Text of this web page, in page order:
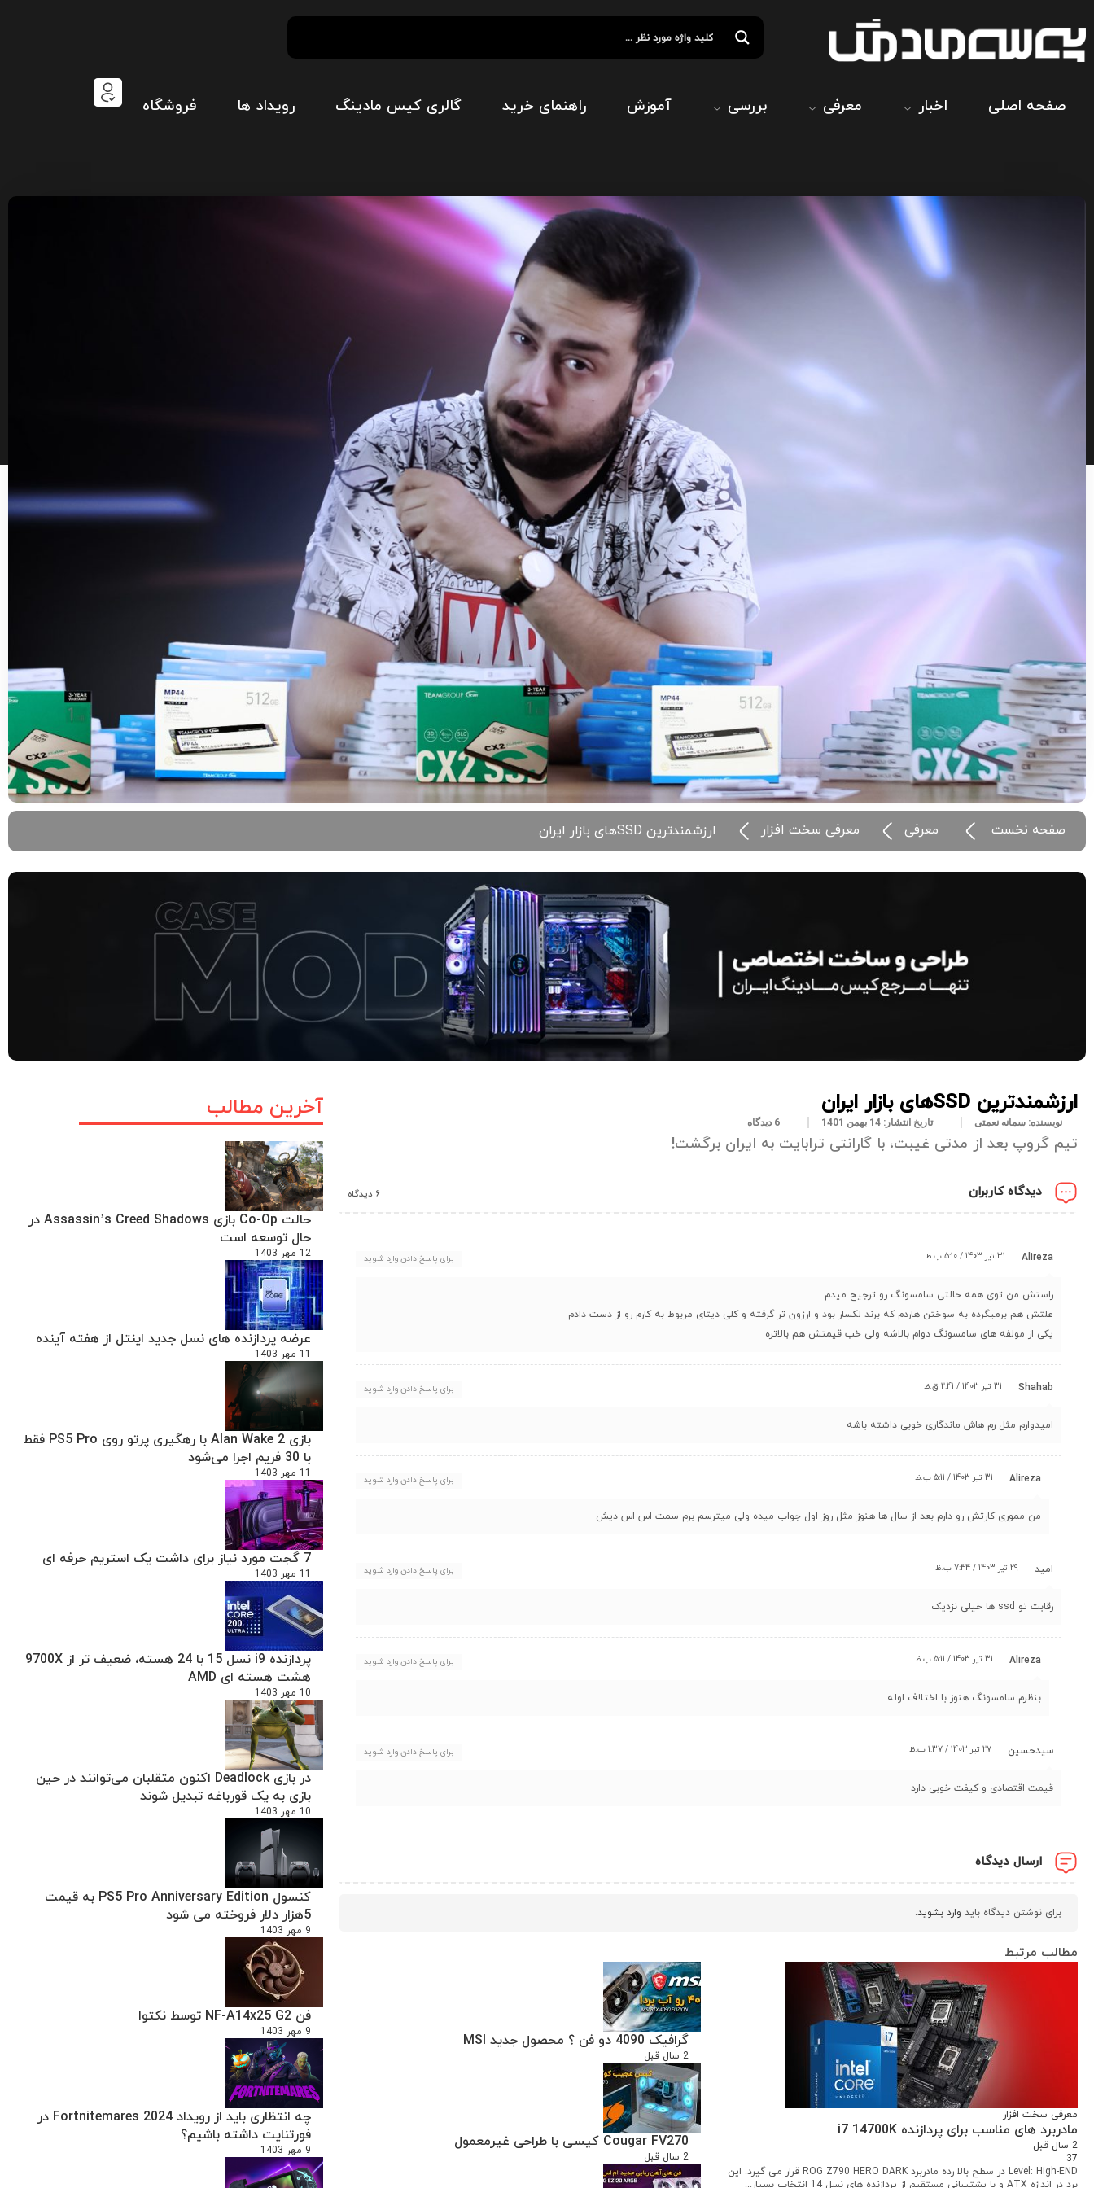
صفحه اصلی اخبار معرفی بررسی آموزش راهنمای خرید گالری کیس مادینگ رویداد ها فروشگاه
صفحه نخست معرفی معرفی سخت افزار ارزشمندترین SSDهای بازار ایران
آخرین مطالب
حالت Co-Op بازی Assassin’s Creed Shadows در
حال توسعه است
12 مهر 1403
عرضه پردازنده های نسل جدید اینتل از هفته آینده
11 مهر 1403
بازی Alan Wake 2 با رهگیری پرتو روی PS5 Pro فقط
با 30 فریم اجرا می‌شود
11 مهر 1403
7 گجت مورد نیاز برای داشت یک استریم حرفه ای
11 مهر 1403
پردازنده i9 نسل 15 با 24 هسته، ضعیف تر از 9700X
هشت هسته ای AMD
10 مهر 1403
در بازی Deadlock اکنون متقلبان می‌توانند در حین
بازی به یک قورباغه تبدیل شوند
10 مهر 1403
کنسول PS5 Pro Anniversary Edition به قیمت
5هزار دلار فروخته می شود
9 مهر 1403
فن NF-A14x25 G2 توسط نکتوا
9 مهر 1403
چه انتظاری باید از رویداد Fortnitemares 2024 در
فورتنایت داشته باشیم؟
9 مهر 1403
ارزشمندترین SSDهای بازار ایران
نویسنده:سمانه نعمتی تاریخ انتشار: 14 بهمن 1401 6 دیدگاه
تیم گروپ بعد از مدتی غیبت، با گارانتی ترابایت به ایران برگشت!
دیدگاه کاربران 6 دیدگاه
Alireza 31 تیر 1403 / 5:10 ب.ظ برای پاسخ دادن وارد شوید
راستش من توی همه حالتی سامسونگ رو ترجیح میدم
علتش هم برمیگرده به سوختن هاردم که برند لکسار بود و ارزون تر گرفته و کلی دیتای مربوط به کارم رو از دست دادم
یکی از مولفه های سامسونگ دوام بالاشه ولی خب قیمتش هم بالاتره
Shahab 31 تیر 1403 / 2:41 ق.ظ برای پاسخ دادن وارد شوید
امیدوارم مثل رم هاش ماندگاری خوبی داشته باشه
Alireza 31 تیر 1403 / 5:11 ب.ظ برای پاسخ دادن وارد شوید
من مموری کارتش رو دارم بعد از سال ها هنوز مثل روز اول جواب میده ولی میترسم برم سمت اس اس دیش
امید 29 تیر 1403 / 7:44 ب.ظ برای پاسخ دادن وارد شوید
رقابت تو ssd ها خیلی نزدیک
Alireza 31 تیر 1403 / 5:11 ب.ظ برای پاسخ دادن وارد شوید
بنظرم سامسونگ هنوز با اختلاف اوله
سیدحسین 27 تیر 1403 / 1:37 ب.ظ برای پاسخ دادن وارد شوید
قیمت اقتصادی و کیفت خوبی دارد
ارسال دیدگاه
برای نوشتن دیدگاه باید وارد بشوید.
مطالب مرتبط
معرفی سخت افزار
مادربرد های مناسب برای پردازنده i7 14700K
2 سال قبل
37
Level: High-END در سطح بالا رده مادربرد ROG Z790 HERO DARK قرار می گیرد. این
برد در اندازه ATX و با پشتیبانی مستقیم از پردازنده های نسل 14 انتخاب بسیار...
گرافیک 4090 دو فن ؟ محصول جدید MSI
2 سال قبل
Cougar FV270 کیسی با طراحی غیرمعمول
2 سال قبل